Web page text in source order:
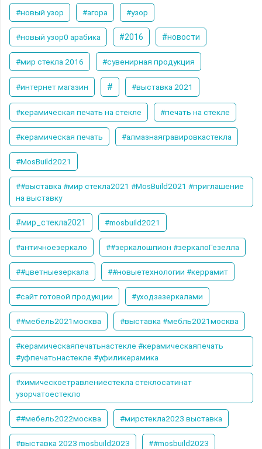
#новый узор #агора #узор
#новый узор0 арабика #2016 #новости
#мир стекла 2016 #сувенирная продукция
#интернет магазин # #выставка 2021
#керамическая печать на стекле #печать на стекле
#керамическая печать #алмазнаягравировкастекла
#MosBuild2021
##выставка #мир стекла2021 #MosBuild2021 #приглашение
на выставку
#мир_стекла2021 #mosbuild2021
#античноезеркало ##зеркалошпион #зеркалоГезелла
##цветныезеркала ##новыетехнологии #керрамит
#сайт готовой продукции #уходзазеркалами
##мебель2021москва #выставка #мебль2021москва
#керамическаяпечатьнастекле #керамическаяпечать
#уфпечатьнастекле #уфиликерамика
#химическоетравлениестекла стеклосатинат
узорчатоестекло
##мебель2022москва #мирстекла2023 выставка
#выставка 2023 mosbuild2023 ##mosbuild2023